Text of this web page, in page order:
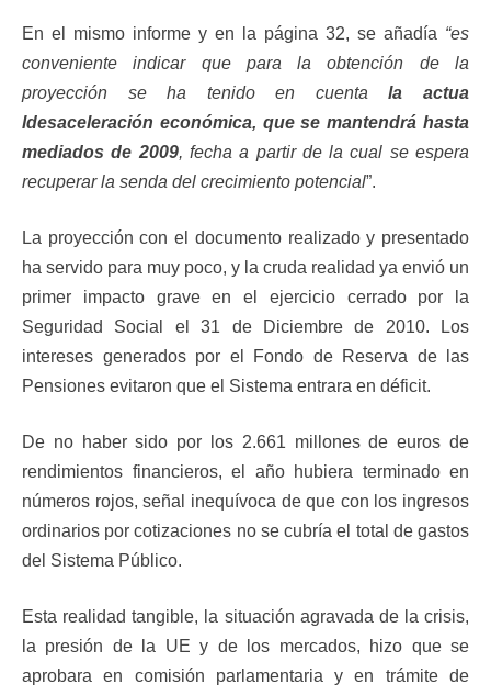
En el mismo informe y en la página 32, se añadía “es
conveniente indicar que para la obtención de la
proyección se ha tenido en cuentala actua
ldesaceleración económica, que se mantendrá hasta
mediados de 2009, fecha a partir de la cual se espera
recuperar la senda del crecimiento potencial”.
La proyección con el documento realizado y presentado
ha servido para muy poco, y la cruda realidad ya envió un
primer impacto grave en el ejercicio cerrado por la
Seguridad Social el 31 de Diciembre de 2010. Los
intereses generados por el Fondo de Reserva de las
Pensiones evitaron que el Sistema entrara en déficit.
De no haber sido por los 2.661 millones de euros de
rendimientos financieros, el año hubiera terminado en
números rojos, señal inequívoca de que con los ingresos
ordinarios por cotizaciones no se cubría el total de gastos
del Sistema Público.
Esta realidad tangible, la situación agravada de la crisis,
la presión de la UE y de los mercados, hizo que se
aprobara en comisión parlamentaria y en trámite de